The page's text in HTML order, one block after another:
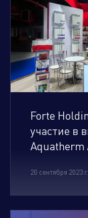
Forte
участие в
Aquatherm
20 сентября 2023 г.